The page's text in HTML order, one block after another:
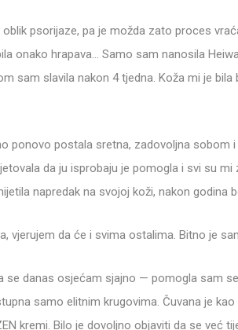
psorijaze, pa je možda zato proces
onako hrapava… Samo sam nanosila
sam slavila nakon 4 tjedna. Koža mi je
ponovo postala sretna, zadovoljna
da ju isprobaju je pomogla i svi su
napredak na svojoj koži, nakon godina
vjerujem da će i svima ostalima. Bitno je
se danas osjećam sjajno — pomogla sam
samo elitnim krugovima. Čuvana je
kremi. Bilo je dovoljno objaviti da se već